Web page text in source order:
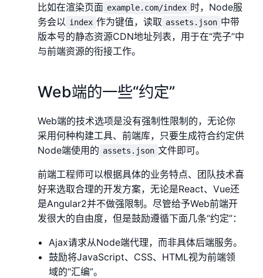
比如在渲染页面 example.com/index 时，Node服
务会以 index 作为键值，读取 assets.json 中带
版本号的静态资源CDN地址列表，用于在“壳子”中
与前端资源的衔接工作。
Web端的一些“约定”
Web端的技术选项是没有强制性限制的，无论你
采用何种构建工具、前端库，只要生成符合约定供
Node端使用的 assets.json 文件即可。
前端工程师可以根据具体的业务特点、团队技术喜
好来选取合理的开发方案，无论是React、Vue还
是Angular2并不做强限制。尽管给予Web前端开
发很大的自由度，但是鼓励遵循下面几条“约定”：
Ajax请求从Node端代理，而非具体后端服务。
鼓励将JavaScript、CSS、HTML视为前端领
域的“汇编”。